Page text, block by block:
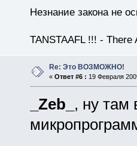
Незнание закона не
TANSTAAFL !!! - There
Re: Это ВОЗМОЖНО!
« Ответ #6 : 19 Февраля
_Zeb_ , ну там